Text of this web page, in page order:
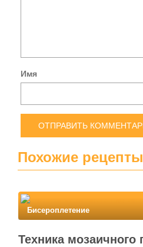
Имя
Похожие рецепты
Бисероплетение